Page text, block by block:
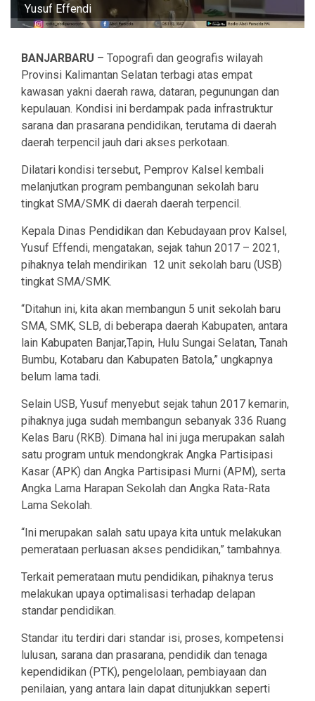
Yusuf Effendi
BANJARBARU – Topografi dan geografis wilayah
Provinsi Kalimantan Selatan terbagi atas empat
kawasan yakni daerah rawa, dataran, pegunungan dan
kepulauan. Kondisi ini berdampak pada infrastruktur
sarana dan prasarana pendidikan, terutama di daerah
daerah terpencil jauh dari akses perkotaan.
Dilatari kondisi tersebut, Pemprov Kalsel kembali
melanjutkan program pembangunan sekolah baru
tingkat SMA/SMK di daerah daerah terpencil.
Kepala Dinas Pendidikan dan Kebudayaan prov Kalsel,
Yusuf Effendi, mengatakan, sejak tahun 2017 – 2021,
pihaknya telah mendirikan 12 unit sekolah baru (USB)
tingkat SMA/SMK.
“Ditahun ini, kita akan membangun 5 unit sekolah baru
SMA, SMK, SLB, di beberapa daerah Kabupaten, antara
lain Kabupaten Banjar,Tapin, Hulu Sungai Selatan, Tanah
Bumbu, Kotabaru dan Kabupaten Batola,” ungkapnya
belum lama tadi.
Selain USB, Yusuf menyebut sejak tahun 2017 kemarin,
pihaknya juga sudah membangun sebanyak 336 Ruang
Kelas Baru (RKB). Dimana hal ini juga merupakan salah
satu program untuk mendongkrak Angka Partisipasi
Kasar (APK) dan Angka Partisipasi Murni (APM), serta
Angka Lama Harapan Sekolah dan Angka Rata-Rata
Lama Sekolah.
“Ini merupakan salah satu upaya kita untuk melakukan
pemerataan perluasan akses pendidikan,” tambahnya.
Terkait pemerataan mutu pendidikan, pihaknya terus
melakukan upaya optimalisasi terhadap delapan
standar pendidikan.
Standar itu terdiri dari standar isi, proses, kompetensi
lulusan, sarana dan prasarana, pendidik dan tenaga
kependidikan (PTK), pengelolaan, pembiayaan dan
penilaian, yang antara lain dapat ditunjukkan seperti